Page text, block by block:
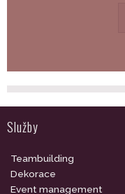
Služby
Teambuilding
Dekorace
Event management